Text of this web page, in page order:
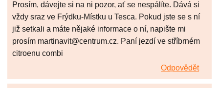
Prosím, dávejte si na ni pozor, ať se nespálíte. Dává si
vždy sraz ve Frýdku-Místku u Tesca. Pokud jste se s ní
již setkali a máte nějaké informace o ní, napište mi
prosím martinavit@centrum.cz. Paní jezdí ve stříbrném
citroenu combi
Odpovědět